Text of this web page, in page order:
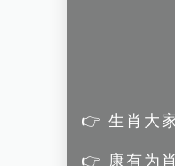
👉 生肖大
👉 康有为